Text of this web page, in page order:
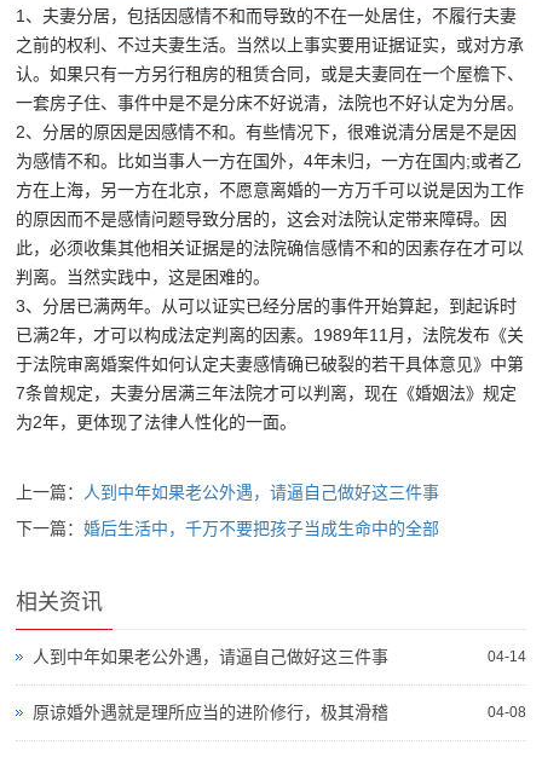
1、夫妻分居，包括因感情不和而导致的不在一处居住，不履行夫妻
之前的权利、不过夫妻生活。当然以上事实要用证据证实，或对方承
认。如果只有一方另行租房的租赁合同，或是夫妻同在一个屋檐下、
一套房子住、事件中是不是分床不好说清，法院也不好认定为分居。
2、分居的原因是因感情不和。有些情况下，很难说清分居是不是因
为感情不和。比如当事人一方在国外，4年未归，一方在国内;或者乙
方在上海，另一方在北京，不愿意离婚的一方万千可以说是因为工作
的原因而不是感情问题导致分居的，这会对法院认定带来障碍。因
此，必须收集其他相关证据是的法院确信感情不和的因素存在才可以
判离。当然实践中，这是困难的。
3、分居已满两年。从可以证实已经分居的事件开始算起，到起诉时
已满2年，才可以构成法定判离的因素。1989年11月，法院发布《关
于法院审离婚案件如何认定夫妻感情确已破裂的若干具体意见》中第
7条曾规定，夫妻分居满三年法院才可以判离，现在《婚姻法》规定
为2年，更体现了法律人性化的一面。
上一篇： 人到中年如果老公外遇，请逼自己做好这三件事
下一篇：婚后生活中，千万不要把孩子当成生命中的全部
相关资讯
04-14
人到中年如果老公外遇，请逼自己做好这三件事
04-08
原谅婚外遇就是理所应当的进阶修行，极其滑稽